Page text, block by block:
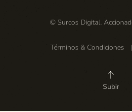
© Surcos Digital.
Términos & Condiciones
Subir